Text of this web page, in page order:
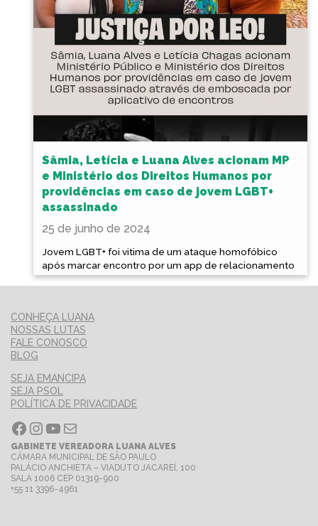
Sâmia, Letícia e Luana Alves acionam MP
e Ministério dos Direitos Humanos por
providências em caso de jovem LGBT+
assassinado
25 de junho de 2024
Jovem LGBT+ foi vitima de um ataque homofóbico
após marcar encontro por um app de relacionamento
CONHEÇA LUANA
NOSSAS LUTAS
FALE CONOSCO
BLOG
SEJA EMANCIPA
SEJA PSOL
POLÍTICA DE PRIVACIDADE
Facebook InstagramYoutube E-mail
GABINETE VEREADORA LUANA ALVES
CÂMARA MUNICIPAL DE SÃO PAULO
PALÁCIO ANCHIETA – VIADUTO JACAREÍ, 100
SALA 1006 CEP 01319-900
+55 11 3396-4961